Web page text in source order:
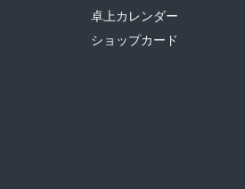
卓上カレンダー
ショップカード